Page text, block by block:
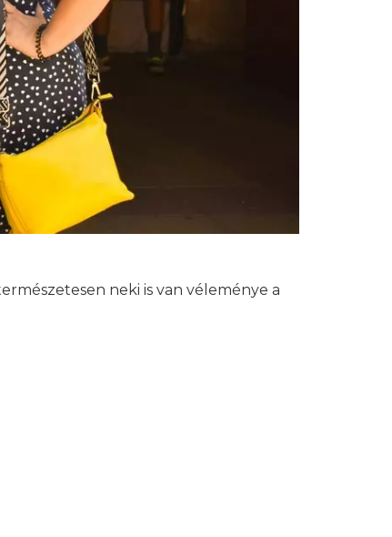
neki is van véleménye a